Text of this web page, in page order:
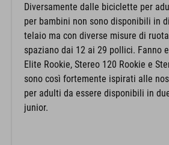
Diversamente dalle biciclette per
per bambini non sono disponibili in
telaio ma con diverse misure di
spaziano dai 12 ai 29 pollici. Fanno
Elite Rookie, Stereo 120 Rookie e
sono così fortemente ispirati alle
per adulti da essere disponibili in
junior.